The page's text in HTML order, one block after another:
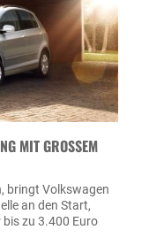
MIT GROSSEM S
bringt Volkswagen
an den Start,
bis zu 3.400 Euro